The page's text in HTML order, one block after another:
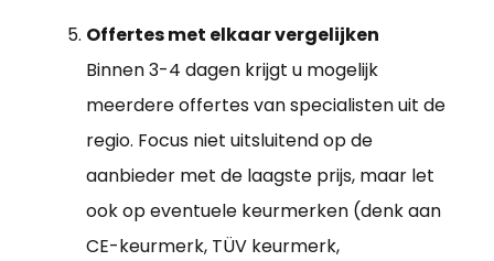
Offertes met elkaar vergelijken
Binnen 3-4 dagen krijgt u mogelijk
meerdere offertes van specialisten uit de
regio. Focus niet uitsluitend op de
aanbieder met de laagste prijs, maar let
ook op eventuele keurmerken (denk aan
CE-keurmerk, TÜV keurmerk,